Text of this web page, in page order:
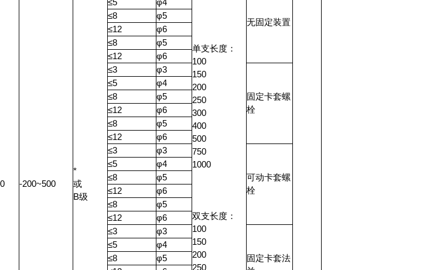
-200~500
*
或
B级
单支长度：
100
150
200
250
300
400
500
750
1000
双支长度：
100
150
200
250
无固定装置
≤5
φ4
≤8
φ5
≤12
φ6
≤8
φ5
≤12
φ6
≤3 φ3
固定卡套螺
栓
≤5
φ4
≤8
φ5
≤12
φ6
≤8
φ5
≤12
φ6
≤3 φ3
可动卡套螺
栓
≤5
φ4
≤8
φ5
≤12
φ6
≤8
φ5
≤12
φ6
≤3 φ3
固定卡套法
≤5
φ4
≤8
φ5